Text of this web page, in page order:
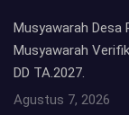
Musyawarah Desa
Musyawarah
DD TA.2027.
Agustus 7, 2026